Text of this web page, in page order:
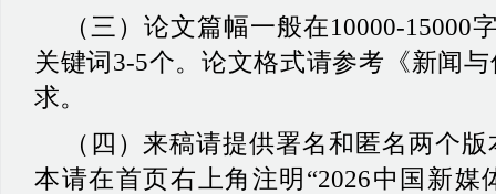
（ 三 ） 论文篇幅一般在10000-15000
关键词3-5个。论文格式请参考 《新闻
求。
（ 四 ） 来稿请提供署名和匿名两个
本请在首页右上角注明 “2026中国新媒